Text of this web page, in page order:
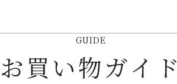
GUIDE
お買い物ガイド